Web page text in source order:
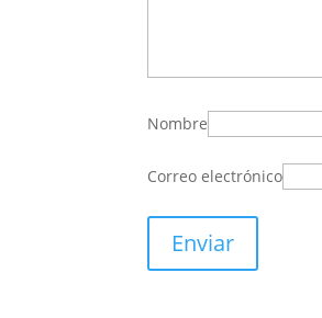
Nombre
Correo electrónico